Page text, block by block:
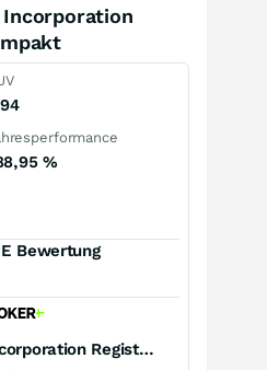
Incorporation
%
Bewertung
Gemini Space Station Incorporation Registered (A)